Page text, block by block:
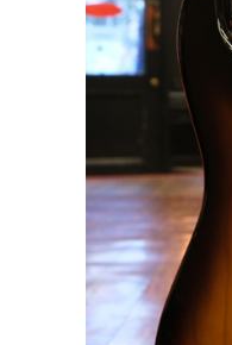
キー
DJ機器
中古